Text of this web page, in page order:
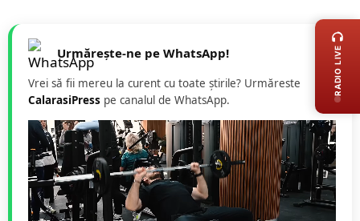
Urmărește-ne pe WhatsApp!
Vrei să fii mereu la curent cu toate știrile? Urmăreste
CalarasiPress pe canalul de WhatsApp.
RADIO LIVE